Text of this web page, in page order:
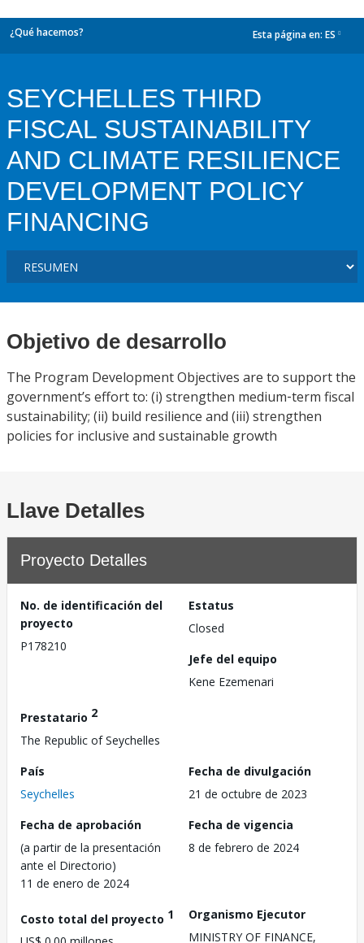
¿Qué hacemos? Esta página en: ES
SEYCHELLES THIRD
FISCAL SUSTAINABILITY
AND CLIMATE RESILIENCE
DEVELOPMENT POLICY
FINANCING
Objetivo de desarrollo
The Program Development Objectives are to support the
government’s effort to: (i) strengthen medium‐term fiscal
sustainability; (ii) build resilience and (iii) strengthen
policies for inclusive and sustainable growth
Llave Detalles
Proyecto Detalles
No. de identificación del
proyecto
P178210
Estatus
Closed
Jefe del equipo
Kene Ezemenari
Prestatario 2
The Republic of Seychelles
País
Seychelles
Fecha de divulgación
21 de octubre de 2023
Fecha de aprobación
(a partir de la presentación
ante el Directorio)
11 de enero de 2024
Fecha de vigencia
8 de febrero de 2024
Costo total del proyecto 1
Organismo Ejecutor
MINISTRY OF FINANCE,